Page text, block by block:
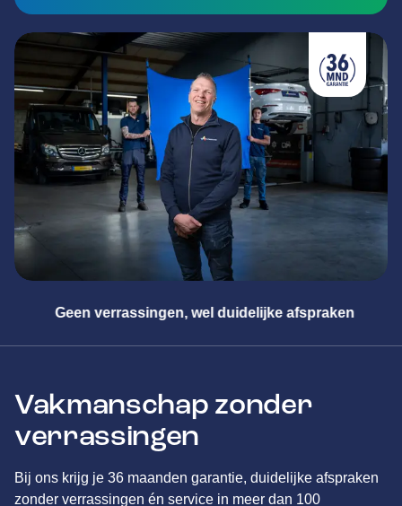
Meester in alle merken
Vakmanschap zonder
verrassingen
Bij ons krijg je 36 maanden garantie, duidelijke afspraken
zonder verrassingen én service in meer dan 100